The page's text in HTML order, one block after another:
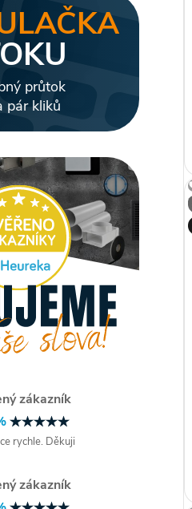
průtok
pár kliků
zákazník
rychle. Děkuji
zákazník